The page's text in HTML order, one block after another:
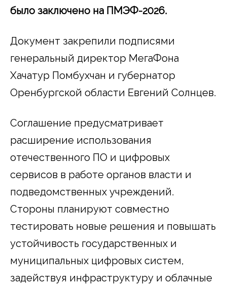
было заключено на ПМЭФ-2026.
Документ закрепили подписями
генеральный директор МегаФона
Хачатур Помбухчан и губернатор
Оренбургской области Евгений Солнцев.
Соглашение предусматривает
расширение использования
отечественного ПО и цифровых
сервисов в работе органов власти и
подведомственных учреждений.
Стороны планируют совместно
тестировать новые решения и повышать
устойчивость государственных и
муниципальных цифровых систем,
задействуя инфраструктуру и облачные